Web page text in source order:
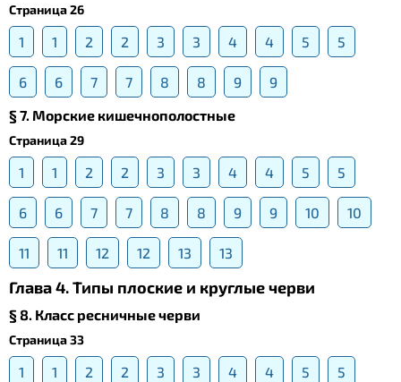
Страница 26
1 1 2 2 3 3 4 4 5 5
6 6 7 7 8 8 9
9
§ 7. Морские кишечнополостные
Страница 29
1 1 2 2 3 3 4 4 5 5
6 6 7 7 8 8 9 9 10 10
11 11 12 12 13 13
Глава 4. Типы плоские и круглые черви
§ 8. Класс ресничные черви
Страница 33
1 1 2 2 3 3 4 4 5 5